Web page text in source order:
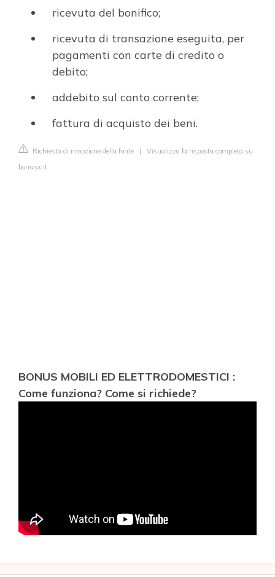
ricevuta del bonifico;
ricevuta di transazione eseguita, per
pagamenti con carte di credito o
debito;
addebito sul conto corrente;
fattura di acquisto dei beni.
Richiesta di rimozione della fonte | Visualizza la risposta completa su
bonusx.it
BONUS MOBILI ED ELETTRODOMESTICI :
Come funziona? Come si richiede?